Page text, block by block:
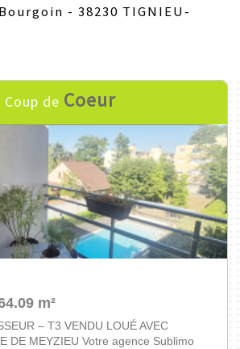
- 38230 TIGNIEU-
Coup de Coeur
vous propose cette maison neuve
située dans une résidenc...